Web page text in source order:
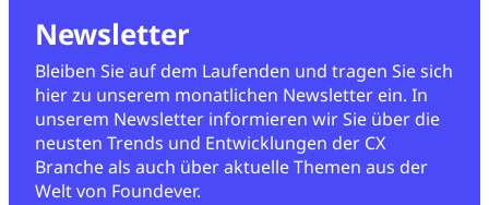
Newsletter
Bleiben Sie auf dem Laufenden und tragen Sie sich
hier zu unserem monatlichen Newsletter ein. In
unserem Newsletter informieren wir Sie über die
neusten Trends und Entwicklungen der CX
Branche als auch über aktuelle Themen aus der
Welt von Foundever.